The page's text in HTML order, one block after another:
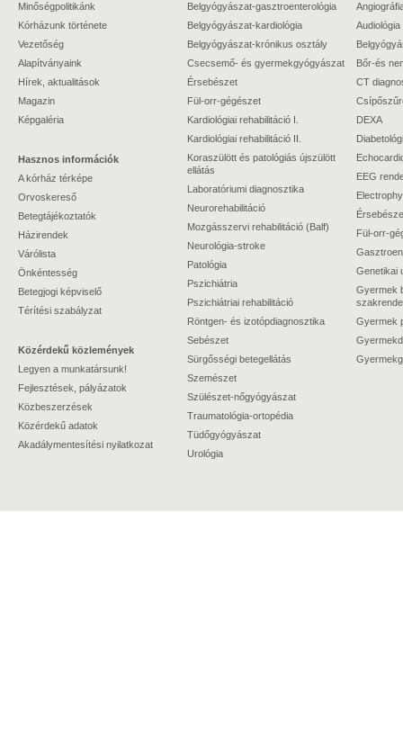
Minőségpolitikánk
Kórházunk története
Vezetőség
Alapítványaink
Hírek, aktualitások
Magazin
Képgaléria
Hasznos információk
A kórház térképe
Orvoskereső
Betegtájékoztatók
Házirendek
Várólista
Önkéntesség
Betegjogi képviselő
Térítési szabályzat
Közérdekű közlemények
Legyen a munkatársunk!
Fejlesztések, pályázatok
Közbeszerzések
Közérdekű adatok
Akadálymentesítési nyilatkozat
Belgyógyászat-gasztroenterológia
Belgyógyászat-kardiológia
Belgyógyászat-krónikus osztály
Csecsemő- és gyermekgyógyászat
Érsebészet
Fül-orr-gégészet
Kardiológiai rehabilitáció I.
Kardiológiai rehabilitáció II.
Koraszülött és patológiás újszülött
ellátás
Laboratóriumi diagnosztika
Neurorehabilitáció
Mozgásszervi rehabilitáció (Balf)
Neurológia-stroke
Patológia
Pszichiátria
Pszichiátriai rehabilitáció
Röntgen- és izotópdiagnosztika
Sebészet
Sürgősségi betegellátás
Szemészet
Szülészet-nőgyógyászat
Traumatológia-ortopédia
Tüdőgyógyászat
Urológia
Audiológia
Bőr-és
CT
DEXA
EEG
Fül-orr-
Genetikai
Gyermek
Gyermek